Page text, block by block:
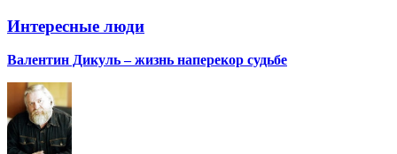
Интересные люди
Валентин Дикуль – жизнь наперекор судьбе